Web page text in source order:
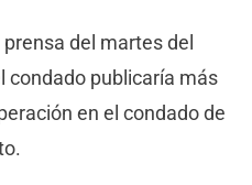
del martes del
condado publicaría más
en el condado de